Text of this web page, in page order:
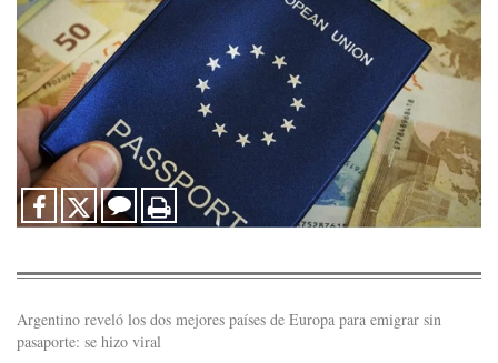
Argentino reveló los dos mejores países de Europa para emigrar sin
pasaporte: se hizo viral